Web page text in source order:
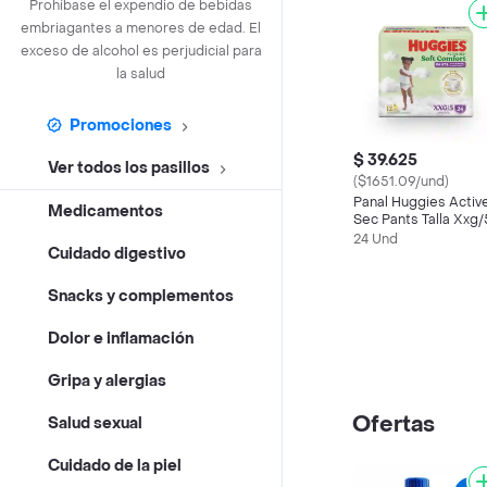
Prohíbase el expendio de bebidas
embriagantes a menores de edad. El
exceso de alcohol es perjudicial para
la salud
Promociones
Ver todos los pasillos
Medicamentos
Cuidado digestivo
Snacks y complementos
Dolor e inflamación
Gripa y alergias
Salud sexual
Cuidado de la piel
$ 39.625
($1651.09/und)
Panal Huggies
Sec Pants Talla Xxg/
24 Und
Ofertas